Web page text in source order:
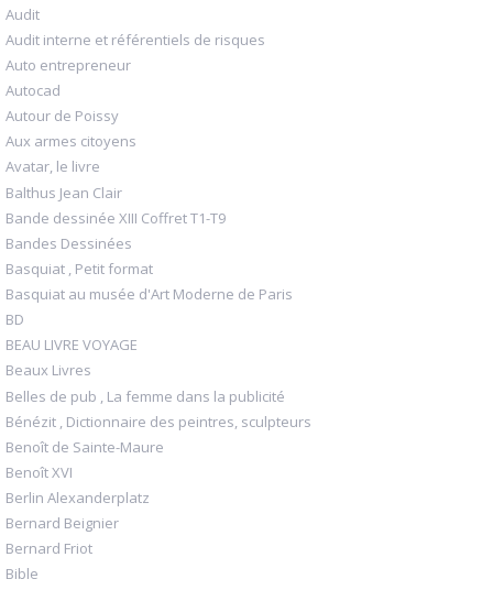
Audit
Audit interne et référentiels de risques
Auto entrepreneur
Autocad
Autour de Poissy
Aux armes citoyens
Avatar, le livre
Balthus Jean Clair
Bande dessinée XIII Coffret T1-T9
Bandes Dessinées
Basquiat , Petit format
Basquiat au musée d'Art Moderne de Paris
BD
BEAU LIVRE VOYAGE
Beaux Livres
Belles de pub , La femme dans la publicité
Bénézit , Dictionnaire des peintres, sculpteurs
Benoît de Sainte-Maure
Benoît XVI
Berlin Alexanderplatz
Bernard Beignier
Bernard Friot
Bible